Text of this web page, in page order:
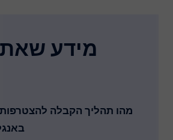
מידע
מהו תהליך הקבלה להצטרפות